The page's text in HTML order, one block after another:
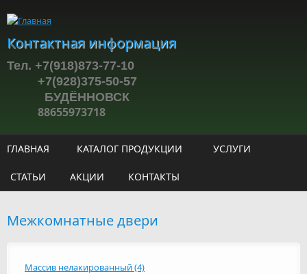
Контактная информация
Тел. +7(918)873-77-10
+7(928)375-50-57
БУДЁННОВСК
88655973718
ГЛАВНАЯ КАТАЛОГ ПРОДУКЦИИ УСЛУГИ
СТАТЬИ АКЦИИ КОНТАКТЫ
Межкомнатные двери
Массив нелакированный (4)